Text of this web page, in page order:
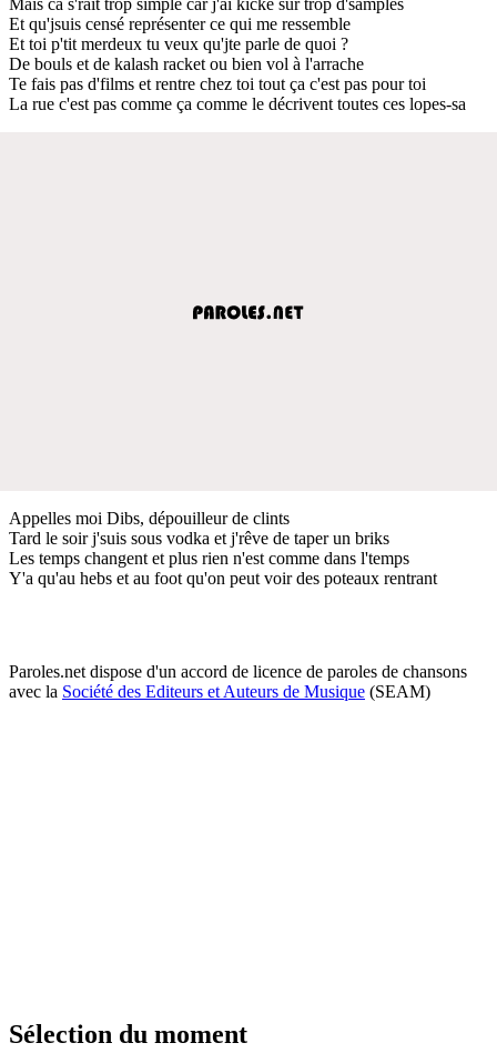
Et qu'jsuis censé représenter ce qui me ressemble
Et toi p'tit merdeux tu veux qu'jte parle de quoi ?
De bouls et de kalash racket ou bien vol à l'arrache
Te fais pas d'films et rentre chez toi tout ça c'est pas pour toi
La rue c'est pas comme ça comme le décrivent toutes ces lopes-sa
Appelles moi Dibs, dépouilleur de clints
Tard le soir j'suis sous vodka et j'rêve de taper un briks
Les temps changent et plus rien n'est comme dans l'temps
Y'a qu'au hebs et au foot qu'on peut voir des poteaux rentrant
Paroles.net dispose d'un accord de licence de paroles de chansons
avec la Société des Editeurs et Auteurs de Musique (SEAM)
Sélection du moment